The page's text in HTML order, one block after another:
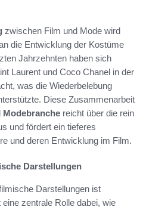
zwischen Film und Mode wird
die Entwicklung der Kostüme
Jahrzehnten haben sich
Laurent und Coco Chanel in der
was die Wiederbelebung
Diese Zusammenarbeit
Modebranche reicht über die rein
und fördert ein tieferes
und deren Entwicklung im Film.
Darstellungen
Darstellungen ist
zentrale Rolle dabei, wie